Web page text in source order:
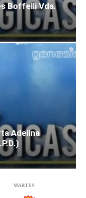
Boffelli Vda.
Adelina